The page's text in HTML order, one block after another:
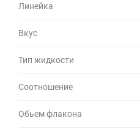
Линейка
Вкус
Тип жидкости
Соотношение
Обьем флакона